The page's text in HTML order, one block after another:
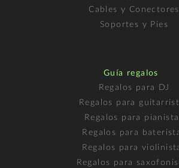
Cables y Conectores
Soportes y Pies
Guía regalos
Regalos para DJ
Regalos para
Regalos para
Regalos para
Regalos para
Regalos para